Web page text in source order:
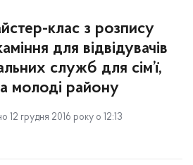
клас з розпису
для відвідувачів
служб для сім’ї,
молоді району
12 грудня 2016 року о 12:13